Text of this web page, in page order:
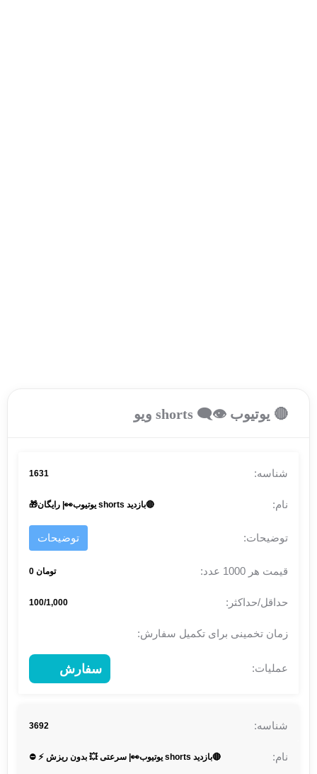
🔴 یوتیوب 👁‍🗨 shorts ویو
1631
🔴بازدید shorts یوتیوب👀| رایگان🎁
توضیحات
تومان 0
100/1,000
سفارش
3692
🔴بازدید shorts یوتیوب👀| سرعتی 💥 بدون ریزش ⚡ ⛔